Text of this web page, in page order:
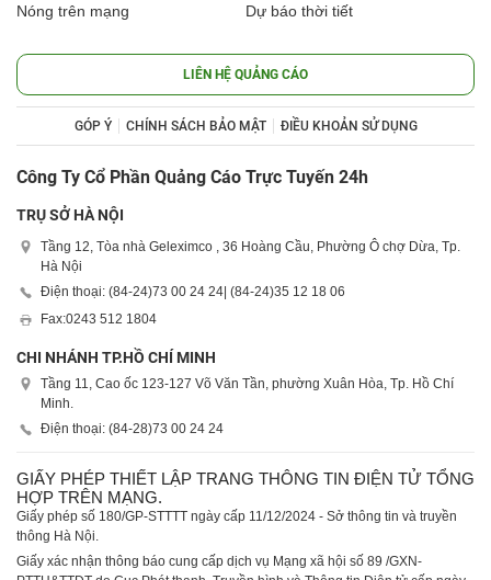
Nóng trên mạng Dự báo thời tiết
LIÊN HỆ QUẢNG CÁO
GÓP Ý CHÍNH SÁCH BẢO MẬT ĐIỀU KHOẢN SỬ DỤNG
Công Ty Cổ Phần Quảng Cáo Trực Tuyến 24h
TRỤ SỞ HÀ NỘI
Tầng 12, Tòa nhà Geleximco , 36 Hoàng Cầu, Phường Ô chợ Dừa, Tp.
Hà Nội
Điện thoại: (84-24)73 00 24 24| (84-24)35 12 18 06
Fax:0243 512 1804
CHI NHÁNH TP.HỒ CHÍ MINH
Tầng 11, Cao ốc 123-127 Võ Văn Tần, phường Xuân Hòa, Tp. Hồ Chí
Minh.
Điện thoại: (84-28)73 00 24 24
GIẤY PHÉP THIẾT LẬP TRANG THÔNG TIN ĐIỆN TỬ TỔNG
HỢP TRÊN MẠNG.
Giấy phép số 180/GP-STTTT ngày cấp 11/12/2024 - Sở thông tin và truyền
thông Hà Nội.
Giấy xác nhận thông báo cung cấp dịch vụ Mạng xã hội số 89 /GXN-